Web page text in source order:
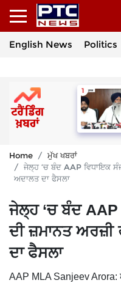
English News Politics
Home
ਮੁੱਖ ਖਬਰਾਂ
ਜੇਲ੍ਹ ‘ਚ ਬੰਦ AAP ਵਿਧਾਇਕ
ਅਦਾਲਤ ਦਾ ਫੈਸਲਾ
ਜੇਲ੍ਹ ‘ਚ ਬੰਦ
ਦੀ ਜ਼ਮਾਨਤ
ਦਾ ਫੈਸਲਾ
AAP MLA Sanjeev